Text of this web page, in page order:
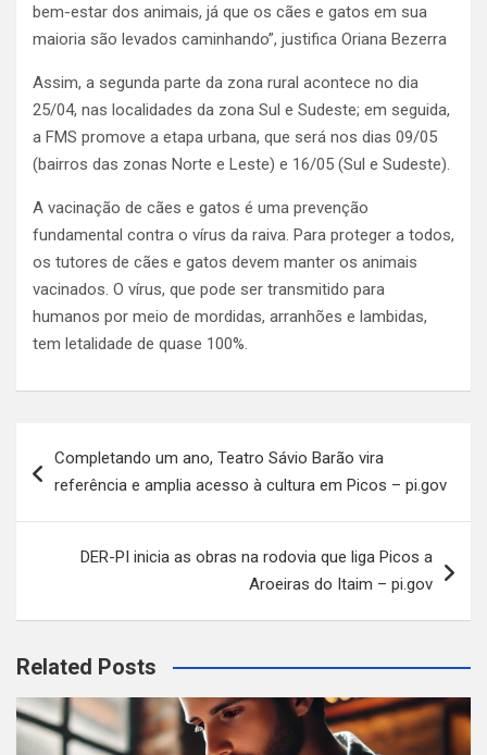
bem-estar dos animais, já que os cães e gatos em sua
maioria são levados caminhando”, justifica Oriana Bezerra
Assim, a segunda parte da zona rural acontece no dia
25/04, nas localidades da zona Sul e Sudeste; em seguida,
a FMS promove a etapa urbana, que será nos dias 09/05
(bairros das zonas Norte e Leste) e 16/05 (Sul e Sudeste).
A vacinação de cães e gatos é uma prevenção
fundamental contra o vírus da raiva. Para proteger a todos,
os tutores de cães e gatos devem manter os animais
vacinados. O vírus, que pode ser transmitido para
humanos por meio de mordidas, arranhões e lambidas,
tem letalidade de quase 100%.
de
Completando um ano, Teatro Sávio Barão vira
referência e amplia acesso à cultura em Picos – pi.gov
DER-PI inicia as obras na rodovia que liga Picos a
Aroeiras do Itaim – pi.gov
Related Posts